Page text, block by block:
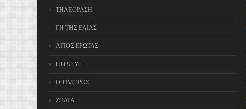
ΤΗΛΕΟΡΑΣΗ
ΓΗ ΤΗΣ ΕΛΙΑΣ
ΑΓΙΟΣ ΕΡΩΤΑΣ
LIFESTYLE
Ο ΤΙΜΩΡΟΣ
ΖΩΔΙΑ